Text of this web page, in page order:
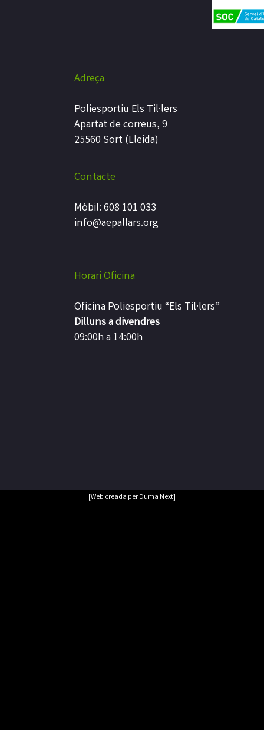
Adreça
Poliesportiu Els Til·lers
Apartat de correus, 9
25560 Sort (Lleida)
Contacte
Mòbil: 608 101 033
info@aepallars.org
Horari Oficina
Oficina Poliesportiu “Els Til·lers”
Dilluns a divendres
09:00h a 14:00h
[Web creada per Duma Next]